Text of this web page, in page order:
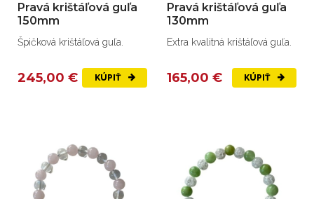
Pravá krištáľová guľa
150mm
Špičková krištáľová guľa.
245,00 € KÚPIŤ
Pravá krištáľová guľa
130mm
Extra kvalitná krištáľová guľa.
165,00 € KÚPIŤ